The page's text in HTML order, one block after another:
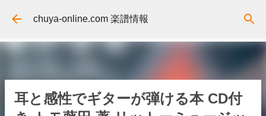
スキップしてメイン コンテンツに移動
chuya-online.com 楽譜情報
耳と感性でギターが弾ける本 CD付